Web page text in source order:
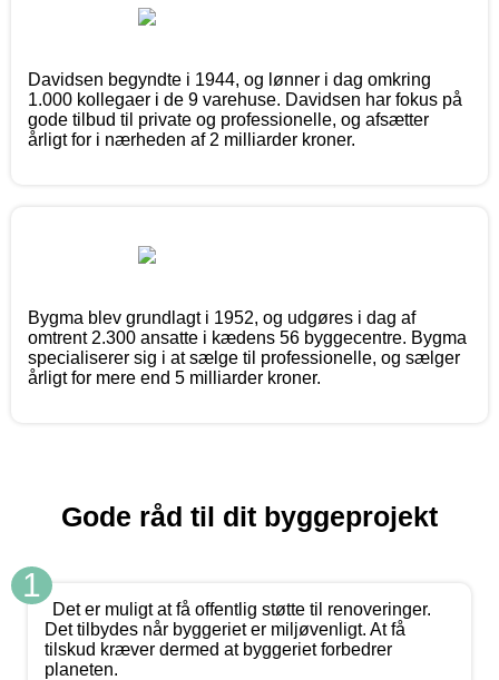
Davidsen begyndte i 1944, og lønner i dag omkring
1.000 kollegaer i de 9 varehuse. Davidsen har fokus på
gode tilbud til private og professionelle, og afsætter
årligt for i nærheden af 2 milliarder kroner.
Bygma blev grundlagt i 1952, og udgøres i dag af
omtrent 2.300 ansatte i kædens 56 byggecentre. Bygma
specialiserer sig i at sælge til professionelle, og sælger
årligt for mere end 5 milliarder kroner.
Gode råd til dit byggeprojekt
1
Det er muligt at få offentlig støtte til renoveringer.
Det tilbydes når byggeriet er miljøvenligt. At få
tilskud kræver dermed at byggeriet forbedrer
planeten.